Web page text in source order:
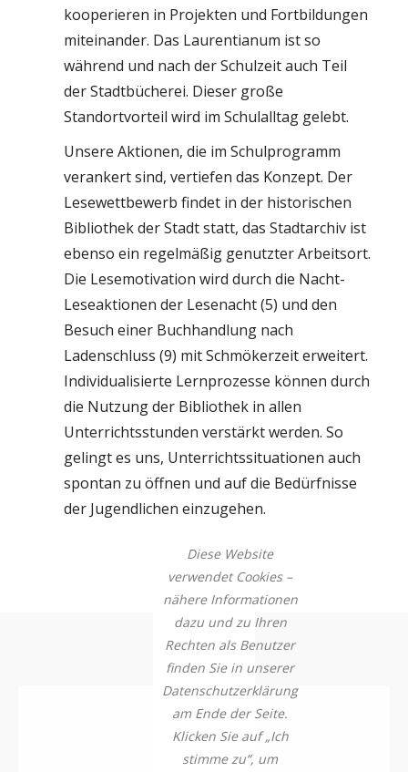
kooperieren in Projekten und Fortbildungen
miteinander. Das Laurentianum ist so
während und nach der Schulzeit auch Teil
der Stadtbücherei. Dieser große
Standortvorteil wird im Schulalltag gelebt.
Unsere Aktionen, die im Schulprogramm
verankert sind, vertiefen das Konzept. Der
Lesewettbewerb findet in der historischen
Bibliothek der Stadt statt, das Stadtarchiv ist
ebenso ein regelmäßig genutzter Arbeitsort.
Die Lesemotivation wird durch die Nacht-
Leseaktionen der Lesenacht (5) und den
Besuch einer Buchhandlung nach
Ladenschluss (9) mit Schmökerzeit erweitert.
Individualisierte Lernprozesse können durch
die Nutzung der Bibliothek in allen
Unterrichtsstunden verstärkt werden. So
gelingt es uns, Unterrichtssituationen auch
spontan zu öffnen und auf die Bedürfnisse
der Jugendlichen einzugehen.
Diese Website
verwendet Cookies –
nähere Informationen
dazu und zu Ihren
Rechten als Benutzer
finden Sie in unserer
Datenschutzerklärung
am Ende der Seite.
Klicken Sie auf „Ich
stimme zu“, um